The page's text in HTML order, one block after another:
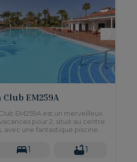
EM259A
EM259A est un merveilleux
pour 2, situé au centre
avec une fantastique piscine
1 1